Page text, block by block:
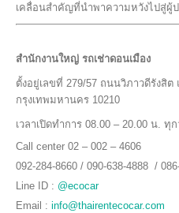
เคลื่อนสำคัญที่นำพาความหวังไปสู่ผู้
สำนักงานใหญ่ รถเช่าดอนเมือง
ตั้งอยู่เลขที่ 279/57 ถนนวิภาวดีรังสิ
กรุงเทพมหานคร 10210
เวลาเปิดทำการ 08.00 – 20.00 น. ทุ
Call center 02 – 002 – 4606
092-284-8660 / 090-638-4888 /
Line ID : @ecocar
Email : info@thairentecocar.com